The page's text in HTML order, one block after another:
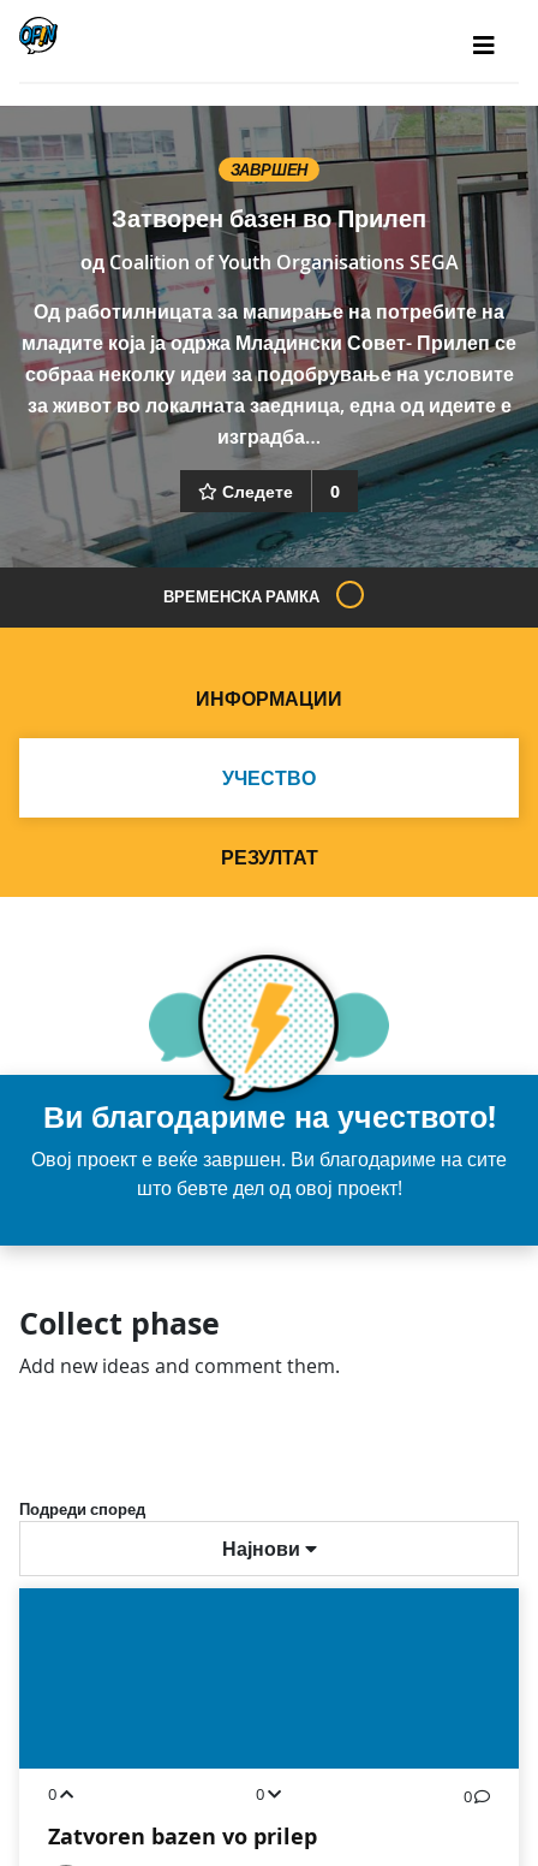
ЗАВРШЕН
Затворен базен во Прилеп
одCoalition of Youth Organisations SEGA
Од работилницата за мапирање на потребите на
младите која ја одржа Младински Совет- Прилеп се
собраа неколку идеи за подобрување на условите
за живот во локалната заедница, една од идеите е
изградба…
Следете 0
ВРЕМЕНСКА РАМКА
ИНФОРМАЦИИ
УЧЕСТВО
РЕЗУЛТАТ
Ви благодариме на учеството!
Овој проект е веќе завршен. Ви благодариме на сите
што бевте дел од овој проект!
Collect phase
Add new ideas and comment them.
Подреди според
Најнови
0 0 0
Zatvoren bazen vo prilep